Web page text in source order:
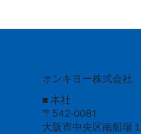
オンキヨー株式会社
■ 本社
〒542-0081
大阪市中央区南船場